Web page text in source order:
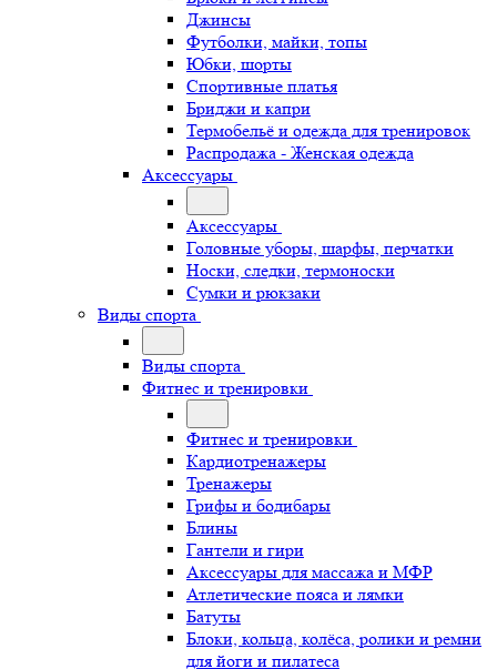
Джинсы
Футболки, майки, топы
Юбки, шорты
Спортивные платья
Бриджи и капри
Термобельё и одежда для тренировок
Распродажа - Женская одежда
Аксессуары
Аксессуары
Головные уборы, шарфы, перчатки
Носки, следки, термоноски
Сумки и рюкзаки
Виды спорта
Виды спорта
Фитнес и тренировки
Фитнес и тренировки
Кардиотренажеры
Тренажеры
Грифы и бодибары
Блины
Гантели и гири
Аксессуары для массажа и МФР
Атлетические пояса и лямки
Батуты
Блоки, кольца, колёса, ролики и ремни
для йоги и пилатеса